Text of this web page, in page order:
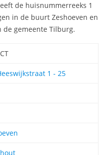
de huisnummerreeks 1
in de buurt Zeshoeven en
gemeente Tilburg.
1 - 25